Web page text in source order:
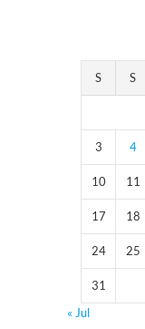
S S
3 4
10 11
17 18
24 25
31
« Jul